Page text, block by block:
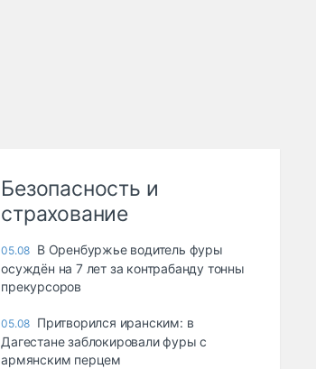
Безопасность и
страхование
05.08 В Оренбуржье водитель фуры
осуждён на 7 лет за контрабанду тонны
прекурсоров
05.08 Притворился иранским: в
Дагестане заблокировали фуры с
армянским перцем